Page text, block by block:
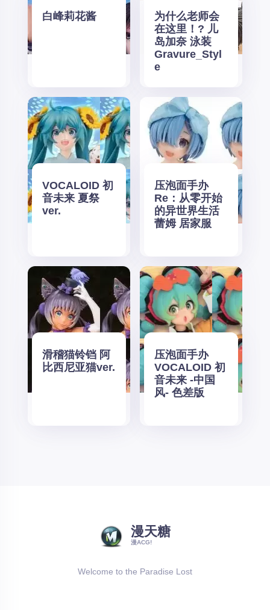
白峰莉花酱
为什么老师会
在这里！? 儿
岛加奈 泳装
Gravure_Styl
e
VOCALOID 初
音未来 夏祭
ver.
压泡面手办
Re：从零开始
的异世界生活
蕾姆 居家服
滑稽猫铃铛 阿
比西尼亚猫ver.
压泡面手办
VOCALOID 初
音未来 -中国
风- 色差版
漫天糖
漫ACG!
Welcome to the Paradise Lost